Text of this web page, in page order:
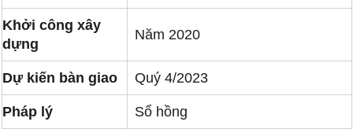
Khởi công xây
dựng
Năm 2020
Dự kiến bàn giao Quý 4/2023
Pháp lý Sổ hồng